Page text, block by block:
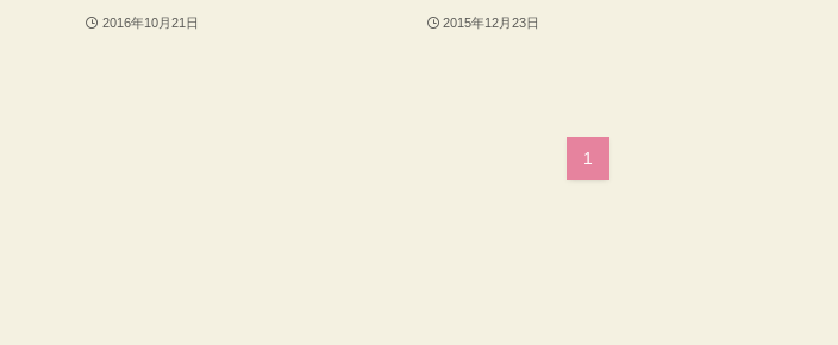
2016年10月21日 2015年12月23日
1